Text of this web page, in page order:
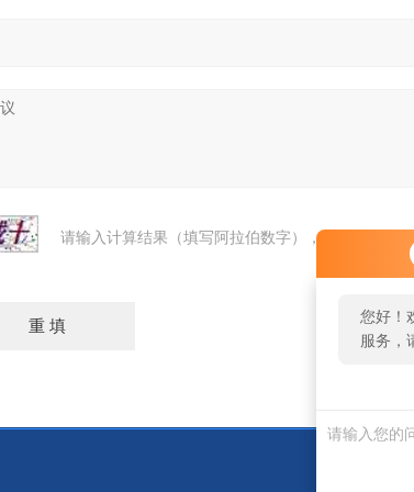
您好！
服务，
请输入计算结果（填写阿拉伯数字），如：三加四